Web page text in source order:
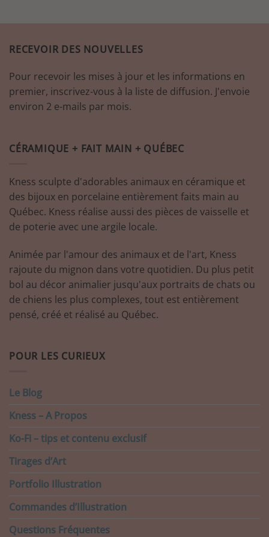
RECEVOIR DES NOUVELLES
Pour recevoir les mises à jour et les informations en
premier, inscrivez-vous à la liste de diffusion. J'envoie
environ 2 e-mails par mois.
CÉRAMIQUE + FAIT MAIN + QUÉBEC
Kness sculpte d'adorables animaux en céramique et
des bijoux en porcelaine entièrement faits main au
Québec. Kness réalise aussi des pièces de vaisselle et
de poterie avec une argile locale.
Animée par l'amour des animaux et de l'art, Kness
rajoute du mignon dans votre quotidien. Du plus petit
bol au décor animalier jusqu'aux portraits de chats ou
de chiens les plus complexes, tout est entièrement
pensé, créé et réalisé au Québec.
POUR LES CURIEUX
Le Blog
Kness – A Propos
Ko-Fi – tips et contenu exclusif
Tirages d’Art
Portfolio Illustration
Commandes d’Illustration
Questions Fréquentes